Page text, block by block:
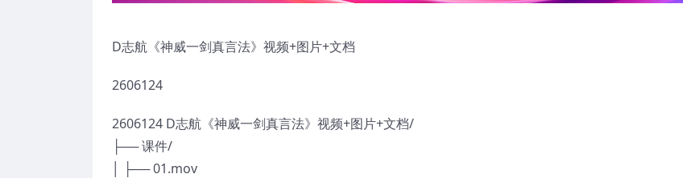
D志航《神威一剑真言法》视频+图片+文档
2606124
2606124 D志航《神威一剑真言法》视频+图片+文档/
├── 课件/
│ ├── 01.mov